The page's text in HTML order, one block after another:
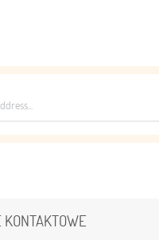
KONTAKTOWE